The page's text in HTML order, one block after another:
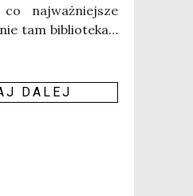
naj­waż­niej­sze
tam biblio­te­ka…
DALEJ